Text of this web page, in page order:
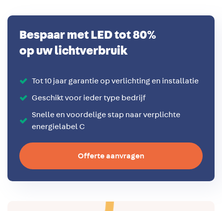
Bespaar met LED tot 80%
op uw lichtverbruik
Tot 10 jaar garantie op verlichting en installatie
Geschikt voor ieder type bedrijf
Snelle en voordelige stap naar verplichte
energielabel C
Offerte aanvragen